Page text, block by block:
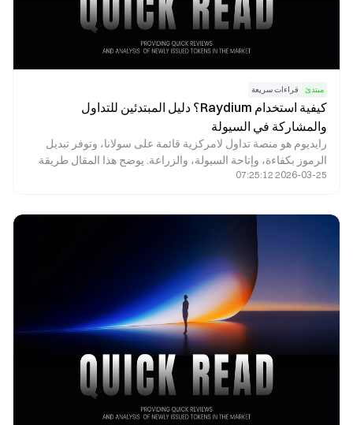
مبتدئ قراءات سريعة
كيفية استخدام Raydium؟ دليل المبتدئين للتداول
والمشاركة في السيولة
رايديوم هو منصة تداول لامركزية قائمة على سولانا، وتوفر تبديل
الرموز بكفاءة، وإتاحة السيولة، والزراعة. يوضح هذا المقال طريقة
استخدام رايديوم، ويعرض خطوات التداول، ويبرز أبرز الجوانب التي
2026-03-25 07:25:12